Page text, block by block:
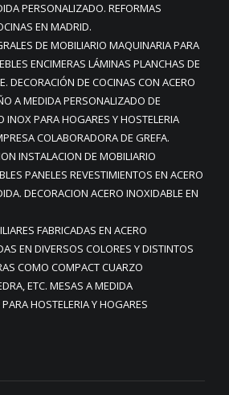
PERSONALIZADO. REFORMAS
EN MADRID.
DE MOBILIARIO MAQUINARIA PARA
ENCIMERAS LÁMINAS PLANCHAS DE
DECORACIÓN DE COCINAS CON ACERO
A MEDIDA PERSONALIZADO DE
INOX PARA HOGARES Y HOSTELERIA
COLABORADORA DE GREFA.
INSTALACION DE MOBILIARIO
PANELES REVESTIMIENTOS EN ACERO
DECORACION ACERO INOXIDABLE EN
FABRICADAS EN ACERO
EN DIVERSOS COLORES Y DISTINTOS
COMO COMPACT CUARZO
ETC. MESAS A MEDIDA
HOSTELERIA Y HOGARES